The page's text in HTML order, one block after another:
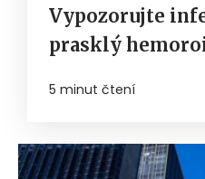
Vypozorujte
prasklý
5 minut čtení